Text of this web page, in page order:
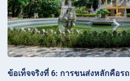
ข้อเท็จจริงที่ 6: การขนส่งหลักคือร